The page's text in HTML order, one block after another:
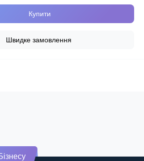
Купити
Швидке замовлення